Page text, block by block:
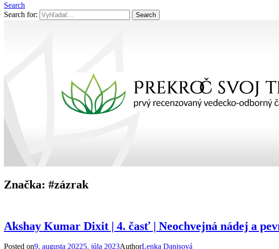
Search
Search for:
Značka: #zázrak
Akshay Kumar Dixit | 4. časť | Neochvejná nádej a
Posted on9. augusta 20225. júla 2023AuthorLenka Danisová